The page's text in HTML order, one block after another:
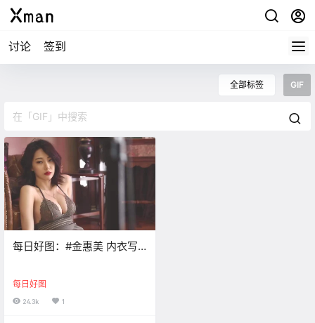
讨论 签到
全部标签 GIF
每日好图：#金惠美 内衣写
每日好图
24.3k 1